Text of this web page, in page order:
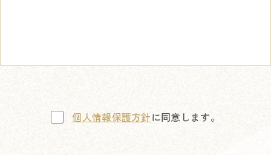
個人情報保護方針に同意します。